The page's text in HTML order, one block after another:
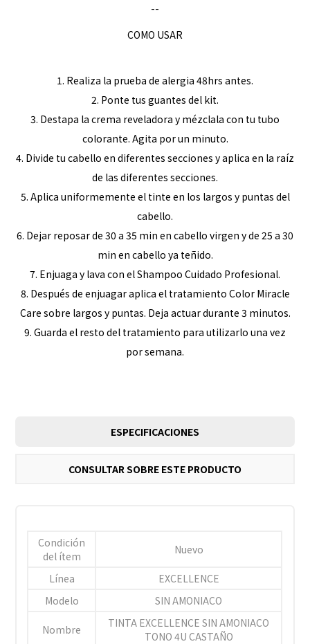
--
COMO USAR
1. Realiza la prueba de alergia 48hrs antes.
2. Ponte tus guantes del kit.
3. Destapa la crema reveladora y mézclala con tu tubo
colorante. Agita por un minuto.
4. Divide tu cabello en diferentes secciones y aplica en la raíz
de las diferentes secciones.
5. Aplica uniformemente el tinte en los largos y puntas del
cabello.
6. Dejar reposar de 30 a 35 min en cabello virgen y de 25 a 30
min en cabello ya teñido.
7. Enjuaga y lava con el Shampoo Cuidado Profesional.
8. Después de enjuagar aplica el tratamiento Color Miracle
Care sobre largos y puntas. Deja actuar durante 3 minutos.
9. Guarda el resto del tratamiento para utilizarlo una vez
por semana.
ESPECIFICACIONES
CONSULTAR SOBRE ESTE PRODUCTO
Condición
del ítem
Nuevo
Línea
EXCELLENCE
Modelo
SIN AMONIACO
Nombre
TINTA EXCELLENCE SIN AMONIACO
TONO 4U CASTAÑO